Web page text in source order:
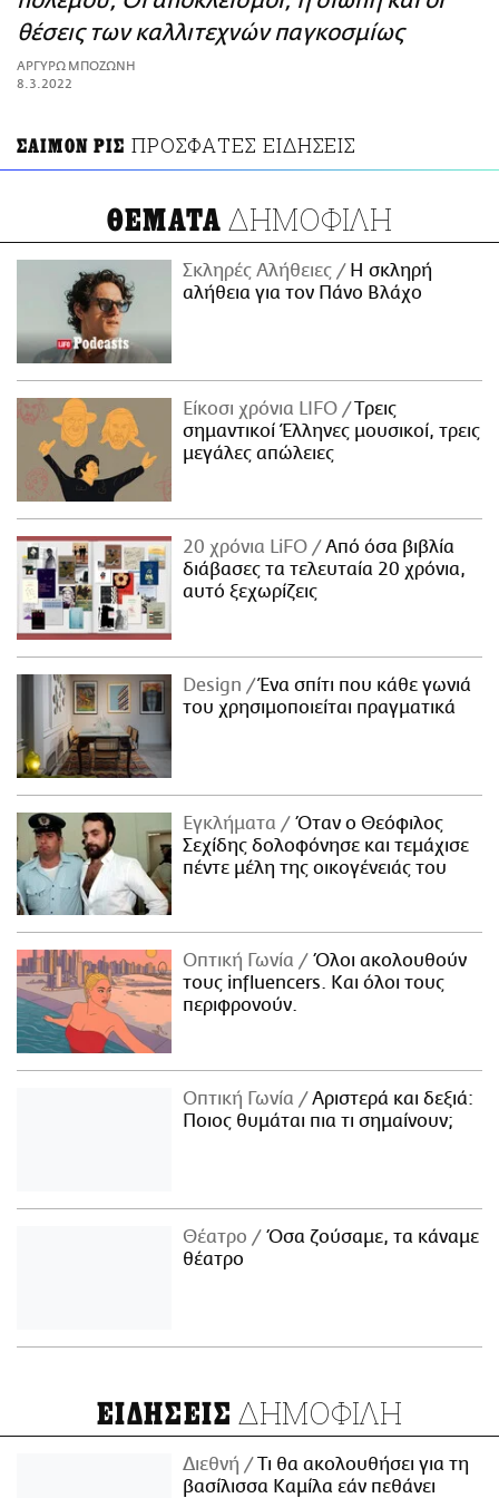
ΑΜΠΑ
PRINT
θέσεις των καλλιτεχνών παγκοσμίως
ΑΡΓΥΡΩ ΜΠΟΖΩΝΗ
8.3.2022
ΣΑΙΜΟΝ ΡΙΣ ΠΡΟΣΦΑΤΕΣ ΕΙΔΗΣΕΙΣ
ΘΕΜΑΤΑ ΔΗΜΟΦΙΛΗ
Σκληρές Αλήθειες
H σκληρή
αλήθεια για τον Πάνο Βλάχο
Είκοσι χρόνια LIFO
Tρεις
σημαντικοί Έλληνες μουσικοί, τρεις
μεγάλες απώλειες
20 χρόνια LiFO
Από όσα βιβλία
διάβασες τα τελευταία 20 χρόνια,
αυτό ξεχωρίζεις
Design
Ένα σπίτι που κάθε γωνιά
του χρησιμοποιείται πραγματικά
Εγκλήματα
Όταν ο Θεόφιλος
Σεχίδης δολοφόνησε και τεμάχισε
πέντε μέλη της οικογένειάς του
Οπτική Γωνία
Όλοι ακολουθούν
τους influencers. Και όλοι τους
περιφρονούν.
Οπτική Γωνία
Αριστερά και δεξιά:
Ποιος θυμάται πια τι σημαίνουν;
Θέατρο
Όσα ζούσαμε, τα κάναμε
θέατρο
ΕΙΔΗΣΕΙΣ ΔΗΜΟΦΙΛΗ
Διεθνή
Τι θα ακολουθήσει για τη
βασίλισσα Καμίλα εάν πεθάνει